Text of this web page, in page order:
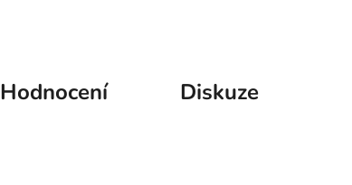
Hodnocení Diskuze